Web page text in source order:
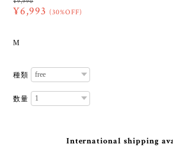
¥6,993 (30%OFF)
M
種類
数量
International shipping